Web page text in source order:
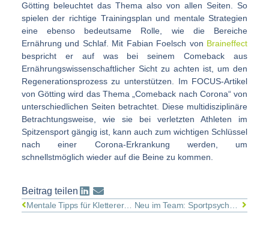
Götting beleuchtet das Thema also von allen Seiten. So
spielen der richtige Trainingsplan und mentale Strategien
eine ebenso bedeutsame Rolle, wie die Bereiche
Ernährung und Schlaf. Mit Fabian Foelsch von Braineffect
bespricht er auf was bei seinem Comeback aus
Ernährungswissenschaftlicher Sicht zu achten ist, um den
Regenerationsprozess zu unterstützen. Im FOCUS-Artikel
von Götting wird das Thema „Comeback nach Corona“ von
unterschiedlichen Seiten betrachtet. Diese multidisziplinäre
Betrachtungsweise, wie sie bei verletzten Athleten im
Spitzensport gängig ist, kann auch zum wichtigen Schlüssel
nach einer Corona-Erkrankung werden, um
schnellstmöglich wieder auf die Beine zu kommen.
Beitrag teilen
Mentale Tipps für Kletterer nach Verletzungen Neu im Team: Sportpsychologin Mila Hanke betreut Leistungs- und Hobbysportler*innen